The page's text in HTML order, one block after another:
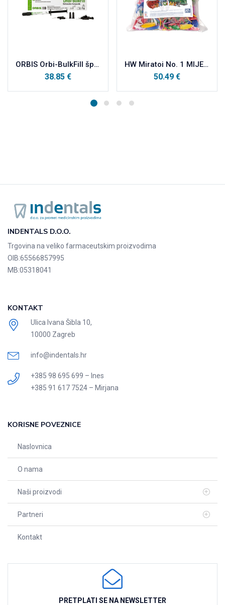
ORBIS Orbi-BulkFill šprica 2g
38.85 €
HW Miratoi No. 1 MIJEŠANI ASORTIMAN 150 kom
50.49 €
INDENTALS D.O.O.
Trgovina na veliko farmaceutskim proizvodima
OIB:65566857995
MB:05318041
KONTAKT
Ulica Ivana Šibla 10,
10000 Zagreb
info@indentals.hr
+385 98 695 699 – Ines
+385 91 617 7524 – Mirjana
KORISNE POVEZNICE
Naslovnica
O nama
Naši proizvodi
Partneri
Kontakt
PRETPLATI SE NA NEWSLETTER